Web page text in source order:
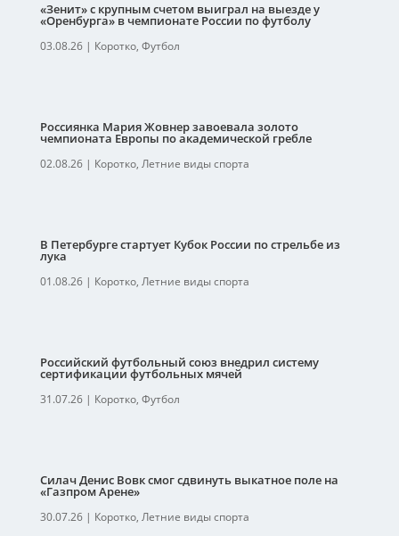
«Зенит» с крупным счетом выиграл на выезде у
«Оренбурга» в чемпионате России по футболу
03.08.26| Коротко, Футбол
Россиянка Мария Жовнер завоевала золото
чемпионата Европы по академической гребле
02.08.26| Коротко, Летние виды спорта
В Петербурге стартует Кубок России по стрельбе из
лука
01.08.26| Коротко, Летние виды спорта
Российский футбольный союз внедрил систему
сертификации футбольных мячей
31.07.26| Коротко, Футбол
Силач Денис Вовк смог сдвинуть выкатное поле на
«Газпром Арене»
30.07.26| Коротко, Летние виды спорта